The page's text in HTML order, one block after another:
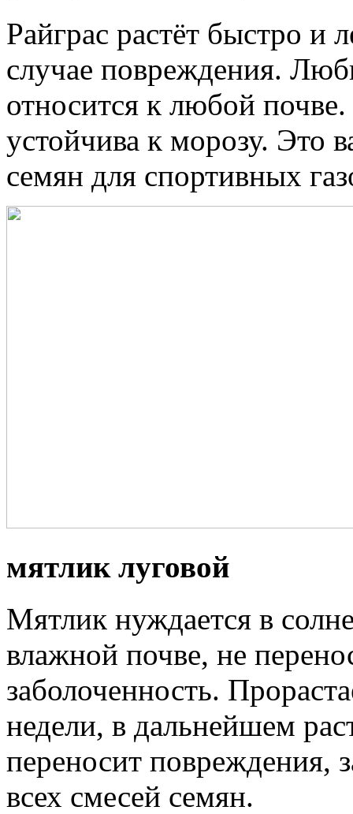
Райграс растёт быстро и
случае повреждения.
относится к любой
устойчива к морозу. Это
семян для спортивных
мятлик луговой
Мятлик нуждается в
влажной почве, не
заболоченность.
недели, в дальнейшем
переносит повреждения,
всех смесей семян.